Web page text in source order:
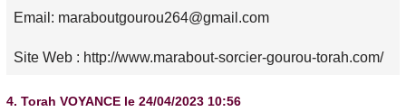
Email: maraboutgourou264@gmail.com
Site Web : http://www.marabout-sorcier-gourou-torah.com/
4. Torah VOYANCE le 24/04/2023 10:56